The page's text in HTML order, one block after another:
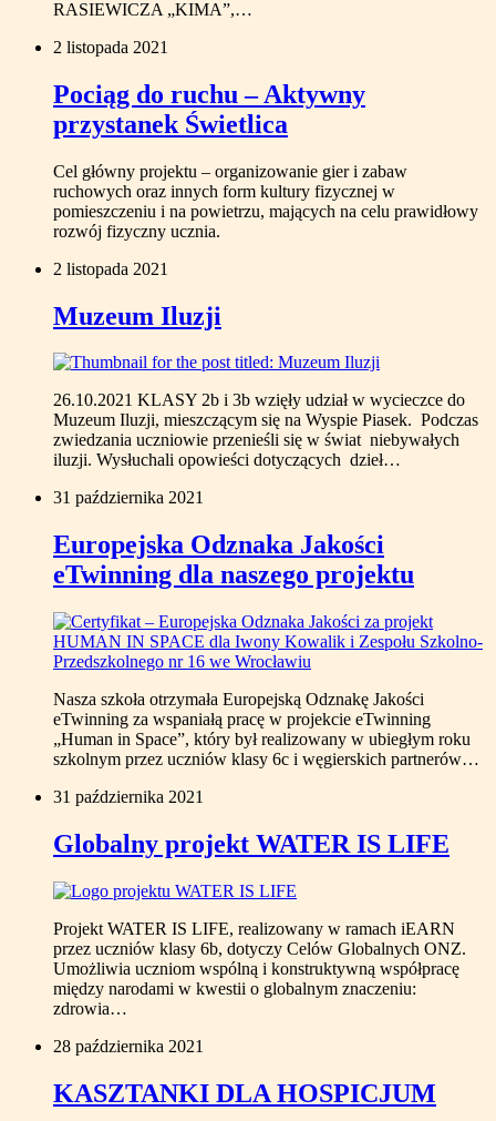
RASIEWICZA „KIMA”,…
2 listopada 2021
Pociąg do ruchu – Aktywny
przystanek Świetlica
Cel główny projektu – organizowanie gier i zabaw
ruchowych oraz innych form kultury fizycznej w
pomieszczeniu i na powietrzu, mających na celu prawidłowy
rozwój fizyczny ucznia.
2 listopada 2021
Muzeum Iluzji
26.10.2021 KLASY 2b i 3b wzięły udział w wycieczce do
Muzeum Iluzji, mieszczącym się na Wyspie Piasek. Podczas
zwiedzania uczniowie przenieśli się w świat niebywałych
iluzji. Wysłuchali opowieści dotyczących dzieł…
31 października 2021
Europejska Odznaka Jakości
eTwinning dla naszego projektu
Nasza szkoła otrzymała Europejską Odznakę Jakości
eTwinning za wspaniałą pracę w projekcie eTwinning
„Human in Space”, który był realizowany w ubiegłym roku
szkolnym przez uczniów klasy 6c i węgierskich partnerów…
31 października 2021
Globalny projekt WATER IS LIFE
Projekt WATER IS LIFE, realizowany w ramach iEARN
przez uczniów klasy 6b, dotyczy Celów Globalnych ONZ.
Umożliwia uczniom wspólną i konstruktywną współpracę
między narodami w kwestii o globalnym znaczeniu:
zdrowia…
28 października 2021
KASZTANKI DLA HOSPICJUM